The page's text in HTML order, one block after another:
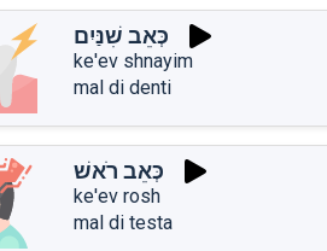
כְּאֵב שִׁנַּיִם
ke'ev shnayim
mal di denti
כְּאֵב רֹאשׁ
ke'ev rosh
mal di testa